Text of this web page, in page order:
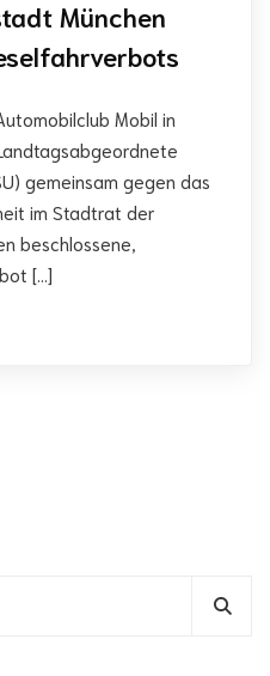
München
Mobil in
gemeinsam gegen das
im Stadtrat der
beschlossene,
[…]